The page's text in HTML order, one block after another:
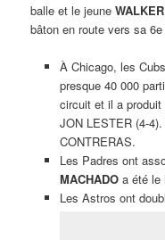
balle et le jeune
bâton en route vers sa
À Chicago, les
presque 40 000
circuit et il a
JON LESTER (4-
CONTRERAS.
Les Padres ont
MACHADOa été le
Les Astros ont